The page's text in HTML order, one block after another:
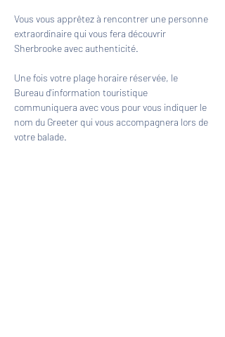
Vous vous apprêtez à rencontrer une personne
extraordinaire qui vous fera découvrir
Sherbrooke avec authenticité.
Une fois votre plage horaire réservée, le
Bureau d'information touristique
communiquera avec vous pour vous indiquer le
nom du Greeter qui vous accompagnera lors de
votre balade.